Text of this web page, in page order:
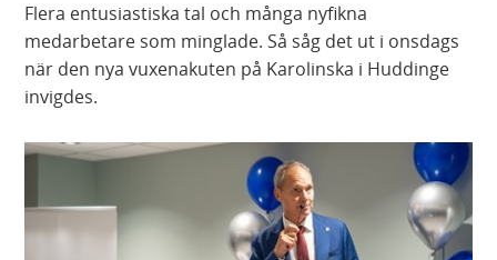
Flera entusiastiska tal och många nyfikna
medarbetare som minglade. Så såg det ut i onsdags
när den nya vuxenakuten på Karolinska i Huddinge
invigdes.